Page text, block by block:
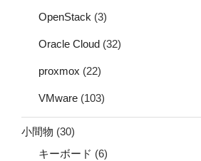
OpenStack (3)
Oracle Cloud (32)
proxmox (22)
VMware (103)
小間物 (30)
キーボード (6)